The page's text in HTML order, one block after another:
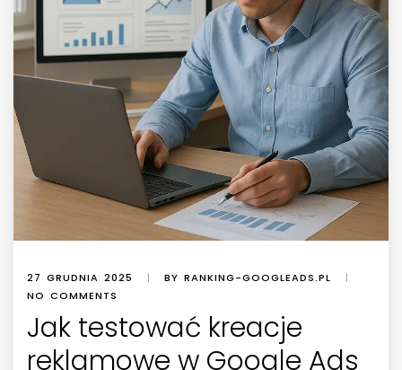
27 GRUDNIA 2025 | BY RANKING-GOOGLEADS.PL
|
NO COMMENTS
Jak testować kreacje
reklamowe w Google Ads